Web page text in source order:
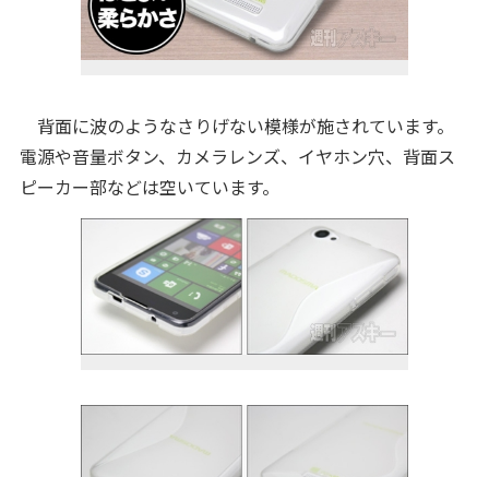
背面に波のようなさりげない模様が施されています。
電源や音量ボタン、カメラレンズ、イヤホン穴、背面ス
ピーカー部などは空いています。